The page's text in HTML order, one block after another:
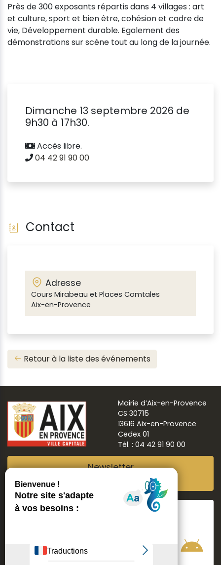
Près de 300 exposants répartis dans 4 villages : art
et culture, sport et bien être, cohésion et cadre de
vie, Développement durable. Egalement des
démonstrations sur scène tout au long de la journée.
Dimanche 13 septembre 2026 de
9h30 à 17h30.
Accès libre.
04 42 91 90 00
Contact
Adresse
Cours Mirabeau et Places Comtales
Aix-en-Provence
Retour à la liste des événements
Mairie d’Aix-en-Provence
CS 30715
13616 Aix-en-Provence
Cedex 01
Tél. : 04 42 91 90 00
Newsletter
Suivre Aix ma ville